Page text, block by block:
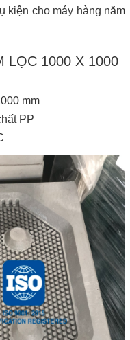
kiện cho máy hàng năm
LỌC 1000 X 1000
mm
PP